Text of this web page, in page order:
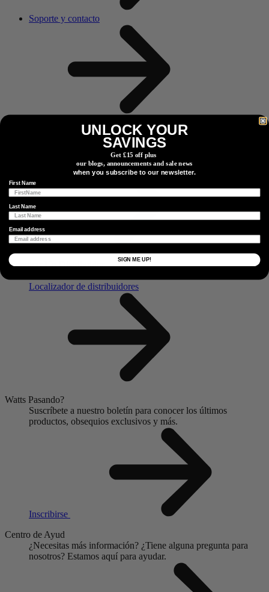
Soporte y contacto
Más
Encontrar Un Distribuidor
Localizador de distribuidores
Watts Pasando?
Suscríbete a nuestro boletín para conocer los últimos
productos, obsequios exclusivos y más.
Inscribirse
Centro de Ayud
¿Necesitas más información? ¿Tiene alguna pregunta para
nosotros? Estamos aquí para ayudar.
UNLOCK YOUR
SAVINGS
Get £15 off plus
our blogs, announcements and sale news
when you subscribe to our newsletter.
First Name
Last Name
Email address
SIGN ME UP!